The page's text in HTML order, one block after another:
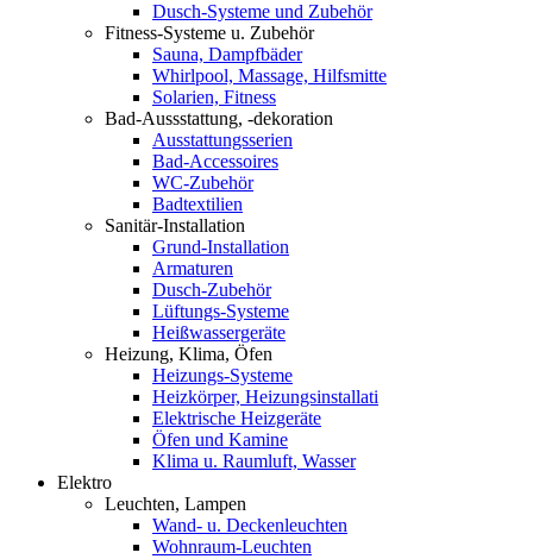
Dusch-Systeme und Zubehör
Fitness-Systeme u. Zubehör
Sauna, Dampfbäder
Whirlpool, Massage, Hilfsmitte
Solarien, Fitness
Bad-Aussstattung, -dekoration
Ausstattungsserien
Bad-Accessoires
WC-Zubehör
Badtextilien
Sanitär-Installation
Grund-Installation
Armaturen
Dusch-Zubehör
Lüftungs-Systeme
Heißwassergeräte
Heizung, Klima, Öfen
Heizungs-Systeme
Heizkörper, Heizungsinstallati
Elektrische Heizgeräte
Öfen und Kamine
Klima u. Raumluft, Wasser
Elektro
Leuchten, Lampen
Wand- u. Deckenleuchten
Wohnraum-Leuchten